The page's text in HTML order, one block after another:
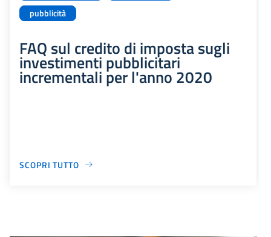
pubblicità
FAQ sul credito di imposta sugli
investimenti pubblicitari
incrementali per l'anno 2020
SCOPRI TUTTO